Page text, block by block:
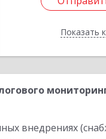
Показать
внедрениях